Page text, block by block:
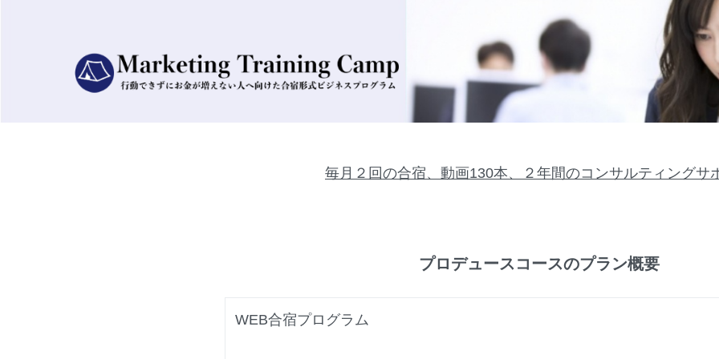
毎月２回の合宿、動画130本、２年間のコンサルティングサ
プロデュースコースのプラン概要
WEB合宿プログラム